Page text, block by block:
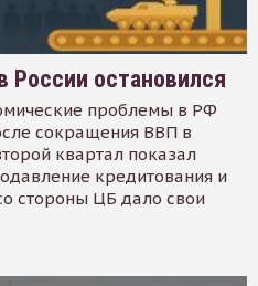
России остановился
проблемы в РФ
сокращения ВВП в
квартал показал
кредитования и
стороны ЦБ дало свои